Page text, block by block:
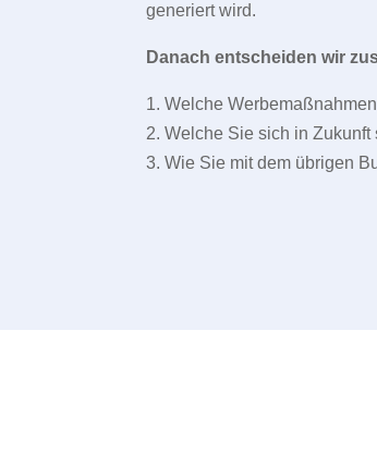
generiert wird.
Danach entscheiden wir
1. Welche
2. Welche Sie sich in Zukunft
3. Wie Sie mit dem übrigen